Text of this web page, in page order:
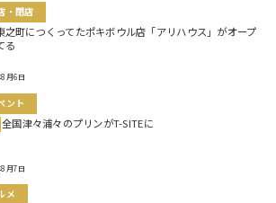
・閉店
之町につくってたポキボウル店「アリハウス」がオープ
る
月6日
ント
全国津々浦々のプリンがT-SITEに
月7日
メ